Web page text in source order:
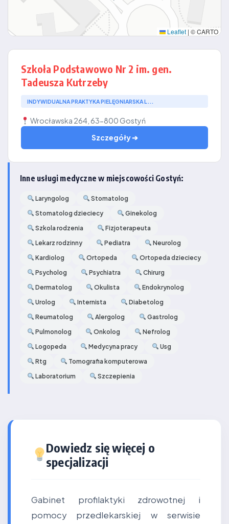
Leaflet | © CARTO
Szkoła Podstawowo Nr 2 im. gen.
Tadeusza Kutrzeby
INDYWIDUALNA PRAKTYKA PIELĘGNIARSKA L...
Wrocławska 264, 63-800 Gostyń
Szczegóły ➔
Inne usługi medyczne w miejscowości Gostyń:
Laryngolog
Stomatolog
Stomatolog dzieciecy
Ginekolog
Szkola rodzenia
Fizjoterapeuta
Lekarz rodzinny
Pediatra
Neurolog
Kardiolog
Ortopeda
Ortopeda dzieciecy
Psycholog
Psychiatra
Chirurg
Dermatolog
Okulista
Endokrynolog
Urolog
Internista
Diabetolog
Reumatolog
Alergolog
Gastrolog
Pulmonolog
Onkolog
Nefrolog
Logopeda
Medycyna pracy
Usg
Rtg
Tomografia komputerowa
Laboratorium
Szczepienia
Dowiedz się więcej o
specjalizacji
Gabinet profilaktyki zdrowotnej i
pomocy przedlekarskiej w serwisie